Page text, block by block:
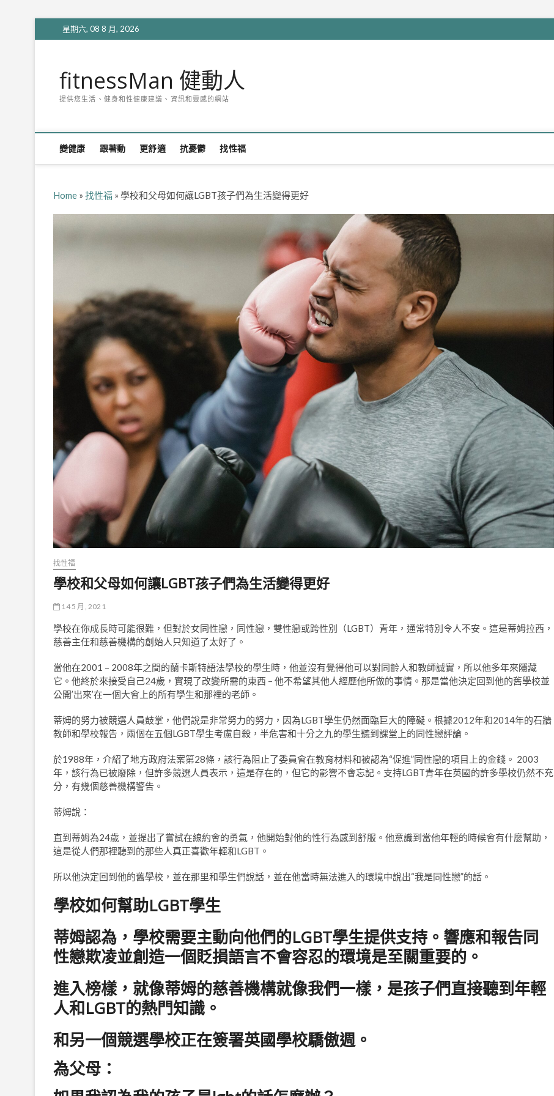
to
星期六, 08 8 月, 2026
fitnessMan 健動人
提供您生活、健身和性健康建議、資訊和靈感的網站
變健康 跟著動 更舒適 抗憂鬱 找性福
Home » 找性福 » 學校和父母如何讓LGBT孩子們為生活變得更好
找性福
學校和父母如何讓LGBT孩子們為生活變得更好
14 5 月, 2021
學校在你成長時可能很難，但對於女同性戀，同性戀，雙性戀或跨性別（LGBT）青年，通常特別令人不安。這是蒂姆拉西，
慈善主任和慈善機構的創始人只知道了太好了。
當他在2001 – 2008年之間的蘭卡斯特語法學校的學生時，他並沒有覺得他可以對同齡人和教師誠實，所以他多年來隱藏
它。他終於來接受自己24歲，實現了改變所需的東西 – 他不希望其他人經歷他所做的事情。那是當他決定回到他的舊學校並
公開’出來’在一個大會上的所有學生和那裡的老師。
蒂姆的努力被競選人員鼓掌，他們說是非常努力的努力，因為LGBT學生仍然面臨巨大的障礙。根據2012年和2014年的石牆
教師和學校報告，兩個在五個LGBT學生考慮自殺，半危害和十分之九的學生聽到課堂上的同性戀評論。
於1988年，介紹了地方政府法案第28條，該行為阻止了委員會在教育材料和被認為“促進”同性戀的項目上的金錢。 2003
年，該行為已被廢除​​，但許多競選人員表示，這是存在的，但它的影響不會忘記。支持LGBT青年在英國的許多學校仍然不充
分，有幾個慈善機構警告。
蒂姆說：
直到蒂姆為24歲，並提出了嘗試在線約會的勇氣，他開始對他的性行為感到舒服。他意識到當他年輕的時候會有什麼幫助，
這是從人們那裡聽到的那些人真正喜歡年輕和LGBT。
所以他決定回到他的舊學校，並在那里和學生們說話，並在他當時無法進入的環境中說出“我是同性戀”的話。
學校如何幫助LGBT學生
蒂姆認為，學校需要主動向他們的LGBT學生提供支持。響應和報告同
性戀欺凌並創造一個貶損語言不會容忍的環境是至關重要的。
進入榜樣，就像蒂姆的慈善機構就像我們一樣，是孩子們直接聽到年輕
人和LGBT的熱門知識。
和另一個競選學校正在簽署英國學校驕傲週。
為父母：